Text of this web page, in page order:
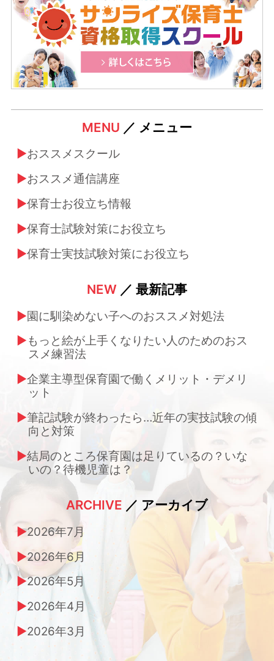
MENU ／ メニュー
おススメスクール
おススメ通信講座
保育士お役立ち情報
保育士試験対策にお役立ち
保育士実技試験対策にお役立ち
NEW ／ 最新記事
園に馴染めない子へのおススメ対処法
もっと絵が上手くなりたい人のためのおス
スメ練習法
企業主導型保育園で働くメリット・デメリ
ット
筆記試験が終わったら…近年の実技試験の傾
向と対策
結局のところ保育園は足りているの？いな
いの？待機児童は？
ARCHIVE ／ アーカイブ
2026年7月
2026年6月
2026年5月
2026年4月
2026年3月